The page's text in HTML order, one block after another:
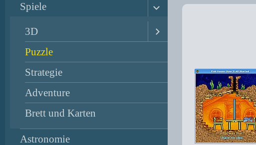
Spiele
3D
Puzzle
Strategie
Adventure
Brett und Karten
Astronomie